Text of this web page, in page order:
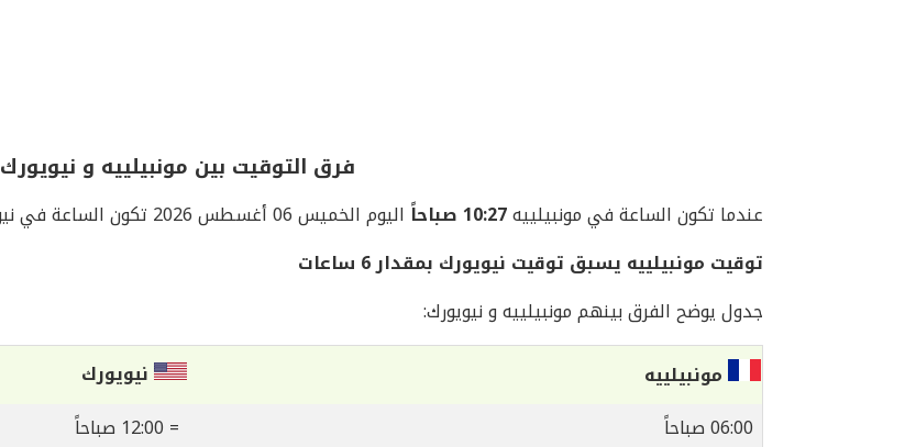
فرق التوقيت بين مونبيلييه و نيويورك
عندما تكون الساعة في مونبيلييه10:27 صباحاً اليوم الخميس 06 أغسطس 2026 تكون الساعة في نيويورك
توقيت مونبيلييه يسبق توقيت نيويورك بمقدار 6 ساعات
جدول يوضح الفرق بينهم مونبيلييه و نيويورك:
مونبيلييه
نيويورك
06:00 صباحاً
= 12:00 صباحاً